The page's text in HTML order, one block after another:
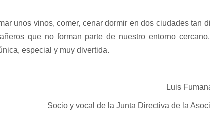
unos vinos, comer, cenar dormir en dos ciudades tan
que no forman parte de nuestro entorno
especial y muy divertida.
Luis
Socio y vocal de la Junta Directiva de la